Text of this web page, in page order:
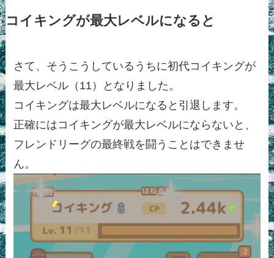
コイキングが最大レベルになると
さて、そうこうしているうちに初代コイキングが
最大レベル（11）となりました。
コイキングは最大レベルになると引退します。
正確にはコイキングが最大レベルにならないと、
フレンドリーグの最終戦を闘うことはできませ
ん。